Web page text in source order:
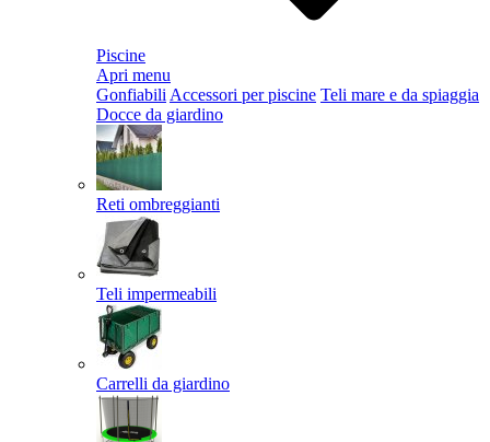
Piscine
Apri menu
Gonfiabili Accessori per piscine Teli mare e da spiaggia
Docce da giardino
Reti ombreggianti
Teli impermeabili
Carrelli da giardino